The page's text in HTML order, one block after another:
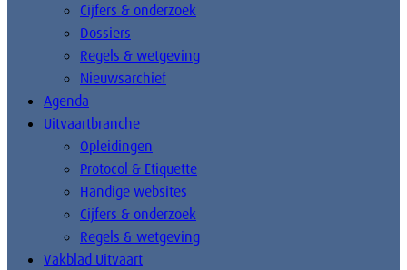
Cijfers & onderzoek
Dossiers
Regels & wetgeving
Nieuwsarchief
Agenda
Uitvaartbranche
Opleidingen
Protocol & Etiquette
Handige websites
Cijfers & onderzoek
Regels & wetgeving
Vakblad Uitvaart